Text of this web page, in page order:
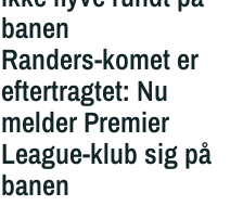
banen
Randers-komet er
eftertragtet: Nu
melder Premier
League-klub sig på
banen